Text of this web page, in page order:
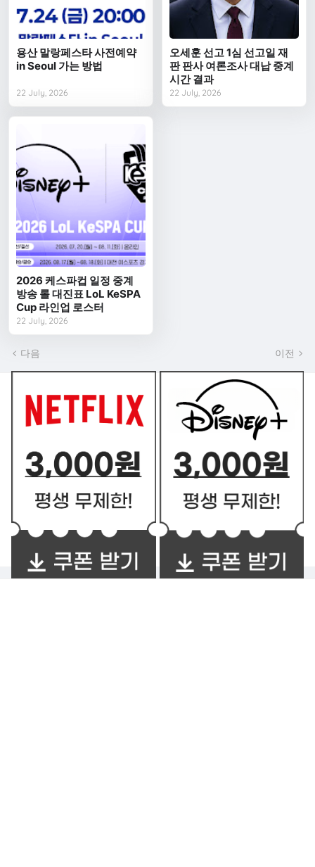
용산 말랑페스타 사전예약
in Seoul 가는 방법
22 July, 2026
오세훈 선고 1심 선고일 재
판 판사 여론조사 대납 중계
시간 결과
22 July, 2026
2026 케스파컵 일정 중계
방송 롤 대진표 LoL KeSPA
Cup 라인업 로스터
22 July, 2026
다음 이전
쿠폰 BEST2